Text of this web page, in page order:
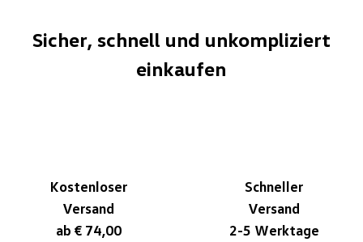
Sicher, schnell und unkompliziert
einkaufen
Kostenloser
Versand
ab € 74,00
Schneller
Versand
2-5 Werktage